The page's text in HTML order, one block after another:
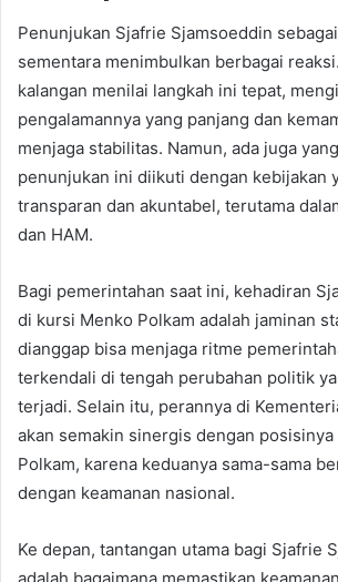
Penunjukan Sjafrie Sjamsoeddin
sementara menimbulkan berbagai
kalangan menilai langkah ini tepat,
pengalamannya yang panjang dan
menjaga stabilitas. Namun, ada juga
penunjukan ini diikuti dengan kebijakan
transparan dan akuntabel, terutama
dan HAM.
Bagi pemerintahan saat ini, kehadiran
di kursi Menko Polkam adalah jaminan
dianggap bisa menjaga ritme
terkendali di tengah perubahan politik
terjadi. Selain itu, perannya di
akan semakin sinergis dengan posisinya
Polkam, karena keduanya sama-sama
dengan keamanan nasional.
Ke depan, tantangan utama bagi Sjafrie